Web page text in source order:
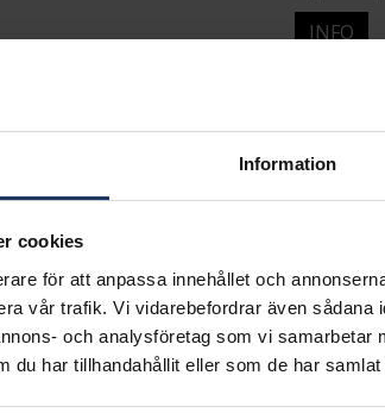
Information
cookies
för att anpassa innehållet och
vår trafik. Vi vidarebefordrar även sådana
och analysföretag som vi
du har tillhandahållit eller som de har
INFO
Matchande produkter och